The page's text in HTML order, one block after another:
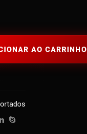
AO CARRINHO